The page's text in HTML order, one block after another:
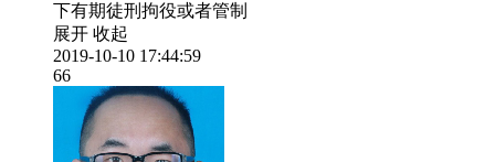
下有期徒刑拘役或者管制
展开 收起
2019-10-10 17:44:59
66